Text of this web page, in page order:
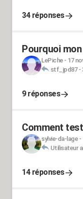
34 réponses
Pourquoi
LePiche- 17
stf_jpd87-
9 réponses
Comment
sylvie-da-lage-
Utilisateur
14 réponses